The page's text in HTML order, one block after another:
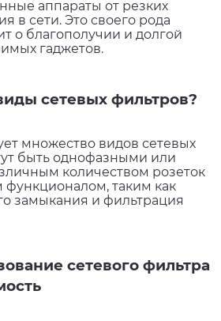
аппараты от резких
в сети. Это своего рода
о благополучии и долгой
гаджетов.
сетевых фильтров?
множество видов сетевых
быть однофазными или
количеством розеток
таким как
замыкания и фильтрация
сетевого фильтра